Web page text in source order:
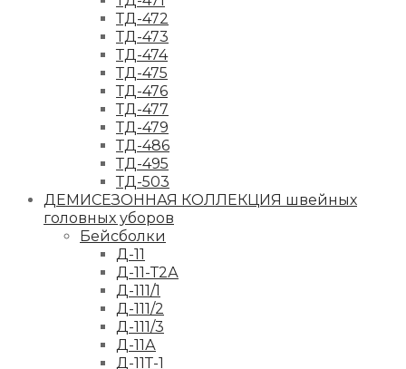
ТД-472
ТД-473
ТД-474
ТД-475
ТД-476
ТД-477
ТД-479
ТД-486
ТД-495
ТД-503
ДЕМИСЕЗОННАЯ КОЛЛЕКЦИЯ швейных
головных уборов
Бейсболки
Д-11
Д-11-Т2А
Д-111/1
Д-111/2
Д-111/3
Д-11А
Д-11Т-1